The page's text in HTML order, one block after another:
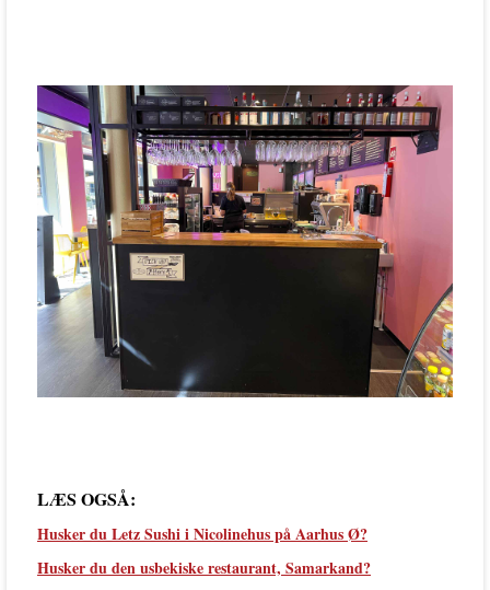
LÆS OGSÅ:
Husker du Letz Sushi i Nicolinehus på Aarhus Ø?
Husker du den usbekiske restaurant, Samarkand?